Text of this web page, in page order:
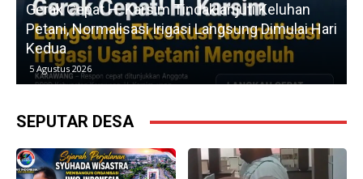
Gerak Cepat H. Karsim Tindaklanjuti Keluhan
Petani, Normalisasi Irigasi Langsung Dimulai Hari
Kedua
5 Agustus 2026
SEPUTAR DESA